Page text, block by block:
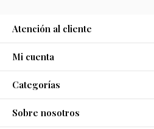
Atención al cliente
Mi cuenta
Categorías
Sobre nosotros